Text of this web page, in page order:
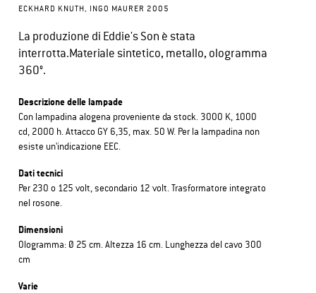
ECKHARD KNUTH, INGO MAURER 2005
La produzione di Eddie's Son è stata
interrotta.Materiale sintetico, metallo, ologramma
360°.
Descrizione delle lampade
Con lampadina alogena proveniente da stock. 3000 K, 1000
cd, 2000 h. Attacco GY 6,35, max. 50 W. Per la lampadina non
esiste un'indicazione EEC.
Dati tecnici
Per 230 o 125 volt, secondario 12 volt. Trasformatore integrato
nel rosone.
Dimensioni
Ologramma: Ø 25 cm. Altezza 16 cm. Lunghezza del cavo 300
cm
Varie